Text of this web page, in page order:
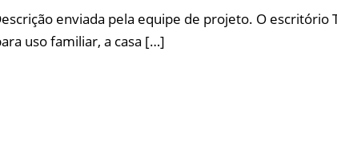
enviada pela equipe de projeto. O escritório
uso familiar, a casa […]